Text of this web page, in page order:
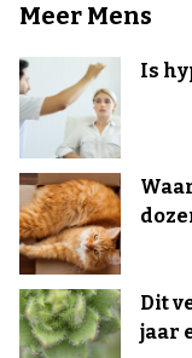
Meer Mens
Is
Dit
jaar